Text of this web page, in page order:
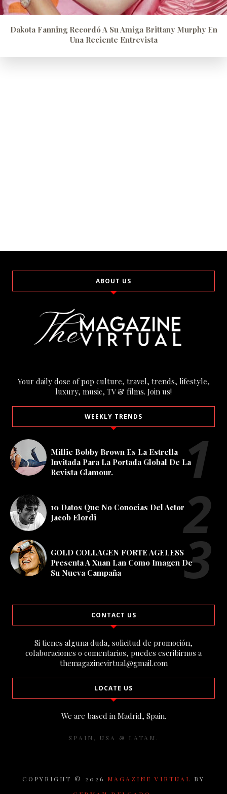
Dakota Fanning Recordó A Su Amiga Brittany Murphy En
Una Reciente Entrevista
ABOUT US
Your daily dose of pop culture, travel, trends, lifestyle,
luxury, music, TV & films. Join us!
WEEKLY TRENDS
Millie Bobby Brown Es La Estrella
Invitada Para La Portada Global De La
Revista Glamour.
10 Datos Que No Conocías Del Actor
Jacob Elordi
GOLD COLLAGEN FORTE AGELESS
Presenta A Xuan Lan Como Imagen De
Su Nueva Campaña
CONTACT US
Si tienes alguna duda, solicitud de promoción,
colaboraciones o comentarios, puedes escribirnos a
themagazinevirtual@gmail.com
LOCATE US
We are based in Madrid, Spain.
SPAIN, USA & LATAM.
COPYRIGHT © 2026 MAGAZINE VIRTUAL
BY